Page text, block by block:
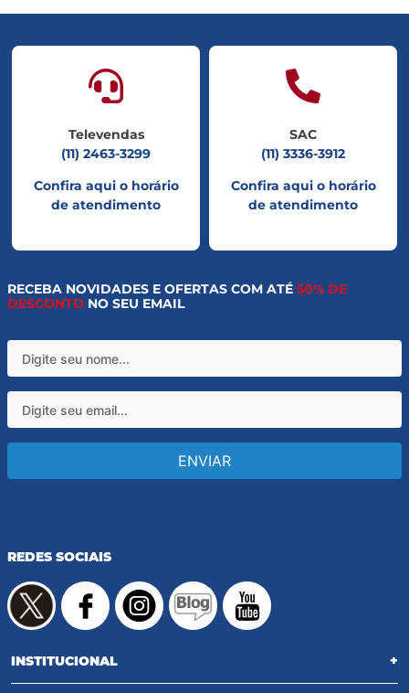
Televendas
(11) 2463-3299
Confira aqui o horário
de atendimento
SAC
(11) 3336-3912
Confira aqui o horário
de atendimento
RECEBA NOVIDADES E OFERTAS COM ATÉ 50% DE
DESCONTO NO SEU EMAIL
ENVIAR
REDES SOCIAIS
INSTITUCIONAL +